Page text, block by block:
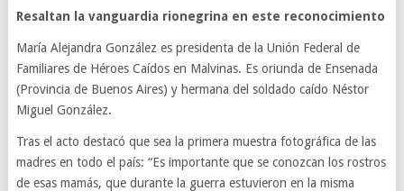
Resaltan la vanguardia rionegrina en este reconocimiento
María Alejandra González es presidenta de la Unión Federal de
Familiares de Héroes Caídos en Malvinas. Es oriunda de Ensenada
(Provincia de Buenos Aires) y hermana del soldado caído Néstor
Miguel González.
Tras el acto destacó que sea la primera muestra fotográfica de las
madres en todo el país: “Es importante que se conozcan los rostros
de esas mamás, que durante la guerra estuvieron en la misma